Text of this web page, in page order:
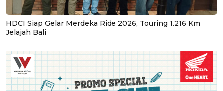
HDCI Siap Gelar Merdeka Ride 2026, Touring 1.216 Km
Jelajah Bali